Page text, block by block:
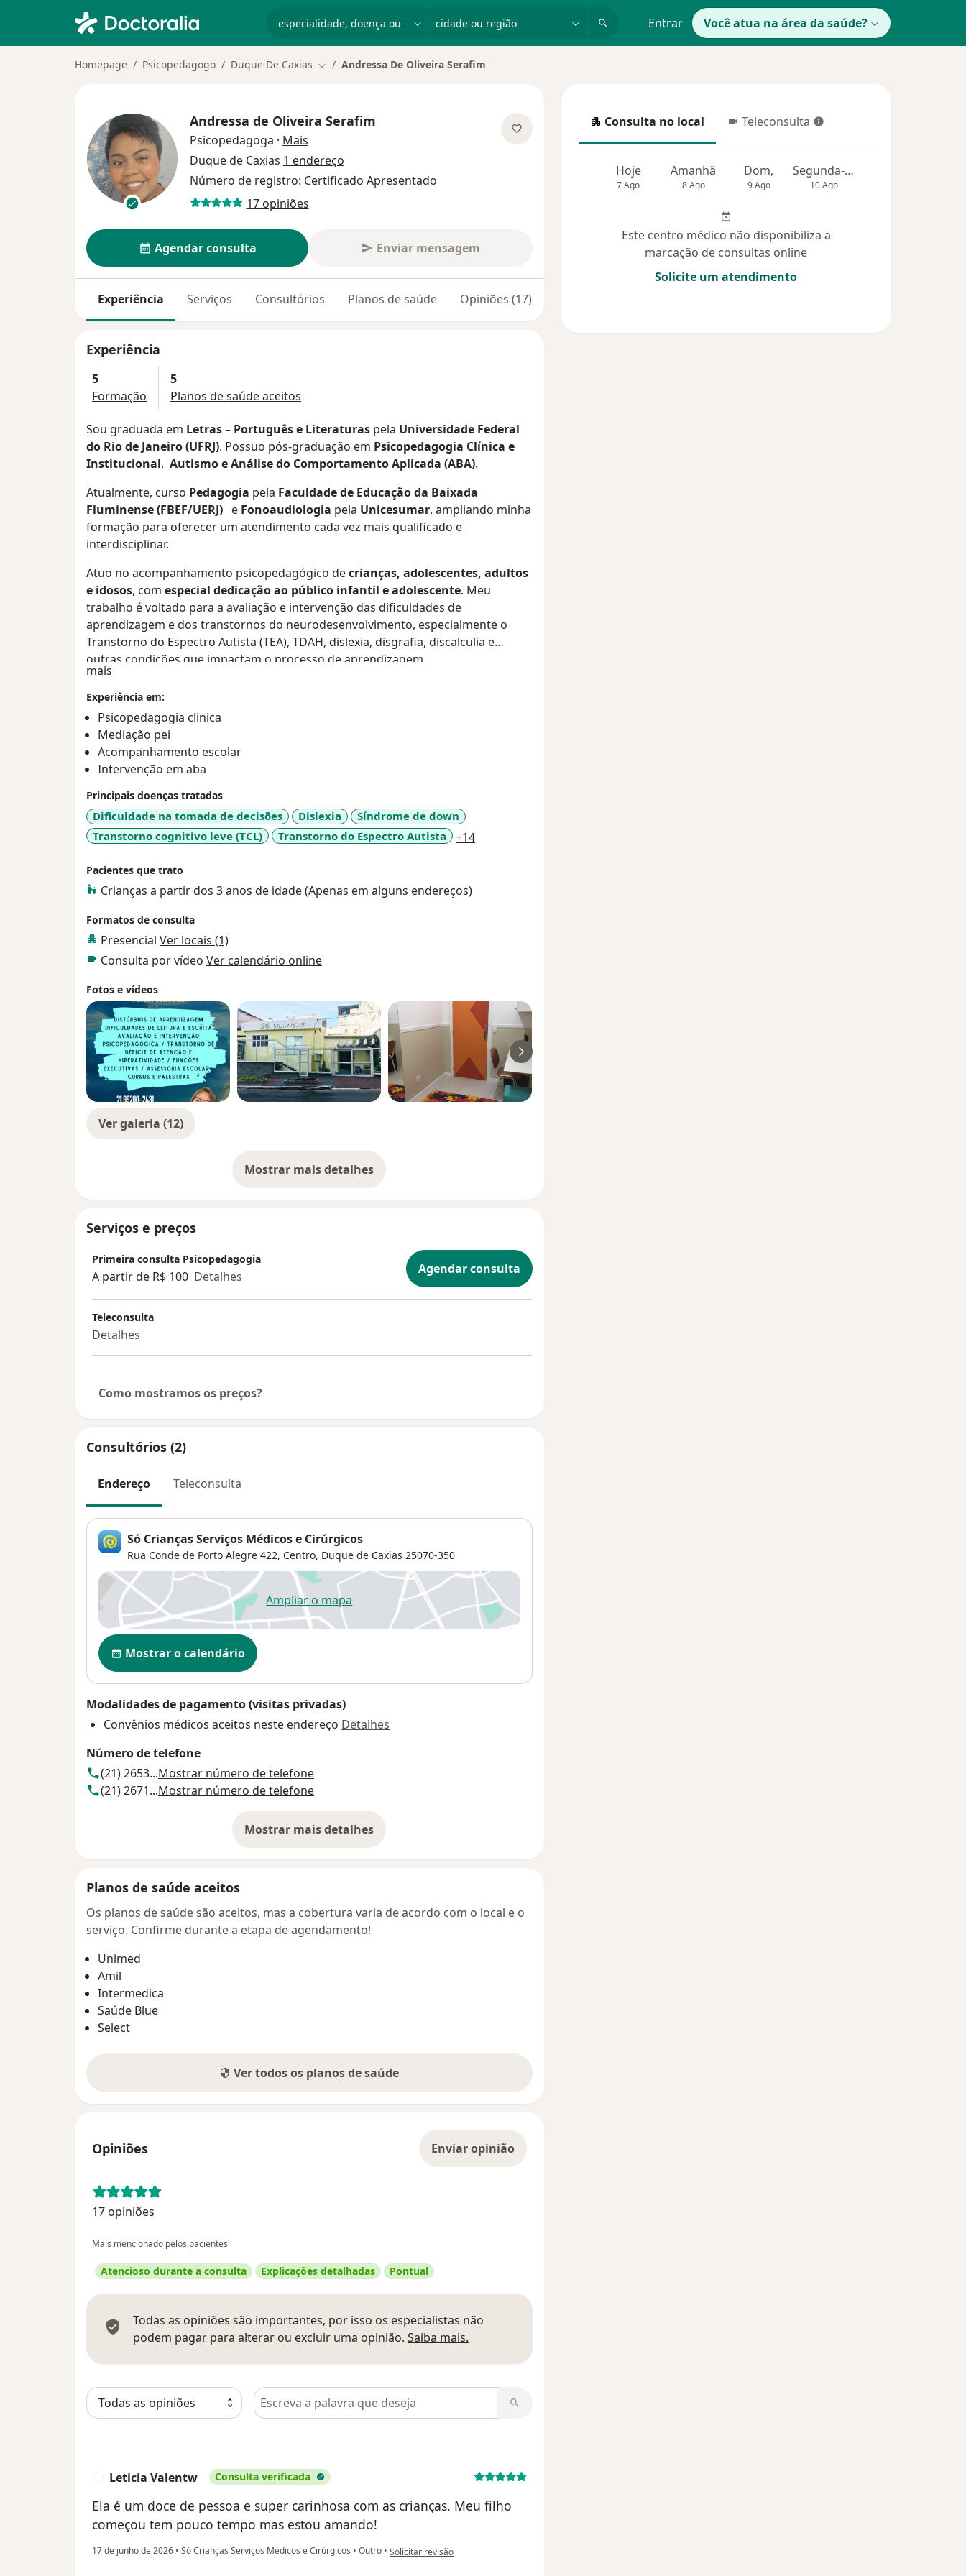
Entrar Você atua na área da saúde?
Homepage Psicopedagogo Duque De Caxias Mudar de cidade
Andressa De Oliveira Serafim
Andressa de Oliveira Serafim
Psicopedagoga · Mais
Duque de Caxias 1 endereço
Número de registro: Certificado Apresentado
17 opiniões
Agendar consulta Enviar mensagem
Experiência Serviços Consultórios Planos de saúde Opiniões (17)
Experiência
5
Formação
5
Planos de saúde aceitos
Sou graduada em Letras – Português e Literaturas pela Universidade Federal
do Rio de Janeiro (UFRJ). Possuo pós-graduação em Psicopedagogia Clínica e
Institucional, Autismo e Análise do Comportamento Aplicada (ABA).
Atualmente, curso Pedagogia pela Faculdade de Educação da Baixada
Fluminense (FBEF/UERJ) e Fonoaudiologia pela Unicesumar, ampliando minha
formação para oferecer um atendimento cada vez mais qualificado e
interdisciplinar.
Atuo no acompanhamento psicopedagógico decrianças, adolescentes, adultos
e idosos, com especial dedicação ao público infantil e adolescente. Meu
trabalho é voltado para a avaliação e intervenção das dificuldades de
aprendizagem e dos transtornos do neurodesenvolvimento, especialmente o
Transtorno do Espectro Autista (TEA), TDAH, dislexia, disgrafia, discalculia e
outras condições que impactam o processo de aprendizagem.
mais
Experiência em:
Psicopedagogia clinica
Mediação pei
Acompanhamento escolar
Intervenção em aba
Principais doenças tratadas
Dificuldade na tomada de decisões Dislexia
Síndrome de down
Transtorno cognitivo leve (TCL)
Transtorno do Espectro Autista +14a11y_sr_more_diseases
Pacientes que trato
Crianças a partir dos 3 anos de idade (Apenas em alguns endereços)
Formatos de consulta
Presencial Ver locais (1)
Consulta por vídeo Ver calendário online
Fotos e vídeos
Ver galeria (12)
Mostrar mais detalhes
sobre a experiência
Serviços e preços
Primeira consulta Psicopedagogia
A partir de R$ 100 Detalhes Agendar consulta
Teleconsulta
Detalhes
Como mostramos os preços?
Consultórios (2)
Endereço Teleconsulta
Só Crianças Serviços Médicos e Cirúrgicos
Rua Conde de Porto Alegre 422, Centro, Duque de Caxias 25070-350
Ampliar o mapaabre num novo separador
Disponibilidade
Mostrar o calendário
Modalidades de pagamento (visitas privadas)
Convênios médicos aceitos neste endereço Detalhes
Número de telefone
(21) 2653...Mostrar número de telefone
(21) 2671...Mostrar número de telefone
Mostrar mais detalhes
sobre o endereço
Planos de saúde aceitos
Os planos de saúde são aceitos, mas a cobertura varia de acordo com o local e o
serviço. Confirme durante a etapa de agendamento!
Unimed
Amil
Intermedica
Saúde Blue
Select
Ver todos os planos de saúde
Opiniões Enviar opinião
17 opiniões
Mais mencionado pelos pacientes
Atencioso durante a consulta Explicações detalhadas Pontual
Todas as opiniões são importantes, por isso os especialistas não
podem pagar para alterar ou excluir uma opinião. Saiba mais.
Pesquisar em opiniões
Leticia Valentw Consulta verificada
Ela é um doce de pessoa e super carinhosa com as crianças. Meu filho
começou tem pouco tempo mas estou amando!
17 de junho de 2026 • Só Crianças Serviços Médicos e Cirúrgicos • Outro • na opinião do utilizador Leticia Valentw
Solicitar revisão
Consulta no local
Consulta no local Teleconsulta
Teleconsulta
Hoje
7 Ago
Amanhã
8 Ago
Dom,
9 Ago
Segunda-feira
10 Ago
Este centro médico não disponibiliza a
marcação de consultas online
Solicite um atendimento